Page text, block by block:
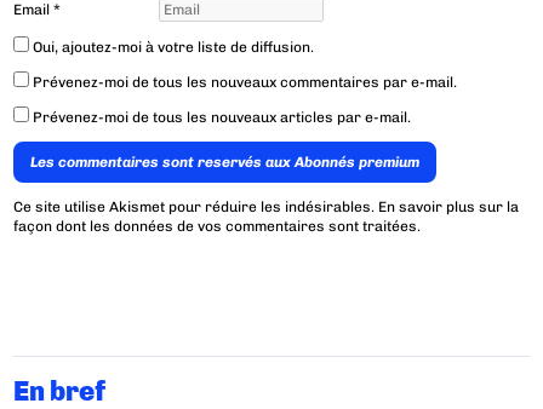
Email*
Oui, ajoutez-moi à votre liste de diffusion.
Prévenez-moi de tous les nouveaux commentaires par e-mail.
Prévenez-moi de tous les nouveaux articles par e-mail.
Les commentaires sont reservés aux Abonnés premium
Ce site utilise Akismet pour réduire les indésirables. En savoir plus sur la
façon dont les données de vos commentaires sont traitées.
En bref